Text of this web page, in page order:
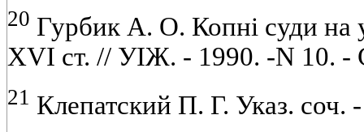
20 Гурбик А. О. Копні суди на
XVI ст. // УІЖ. - 1990. -N 10. -
21 Клепатский П. Г. Указ. соч.